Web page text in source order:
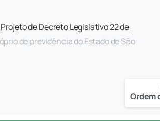
de Decreto Legislativo 22 de
de previdência do Estado de São